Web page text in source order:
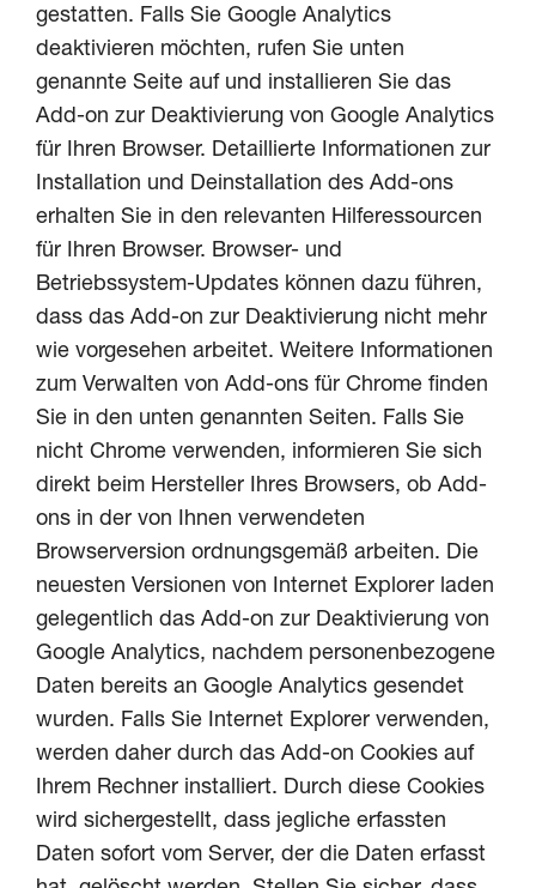
gestatten. Falls Sie Google Analytics
deaktivieren möchten, rufen Sie unten
genannte Seite auf und installieren Sie das
Add-on zur Deaktivierung von Google Analytics
für Ihren Browser. Detaillierte Informationen zur
Installation und Deinstallation des Add-ons
erhalten Sie in den relevanten Hilferessourcen
für Ihren Browser. Browser- und
Betriebssystem-Updates können dazu führen,
dass das Add-on zur Deaktivierung nicht mehr
wie vorgesehen arbeitet. Weitere Informationen
zum Verwalten von Add-ons für Chrome finden
Sie in den unten genannten Seiten. Falls Sie
nicht Chrome verwenden, informieren Sie sich
direkt beim Hersteller Ihres Browsers, ob Add-
ons in der von Ihnen verwendeten
Browserversion ordnungsgemäß arbeiten. Die
neuesten Versionen von Internet Explorer laden
gelegentlich das Add-on zur Deaktivierung von
Google Analytics, nachdem personenbezogene
Daten bereits an Google Analytics gesendet
wurden. Falls Sie Internet Explorer verwenden,
werden daher durch das Add-on Cookies auf
Ihrem Rechner installiert. Durch diese Cookies
wird sichergestellt, dass jegliche erfassten
Daten sofort vom Server, der die Daten erfasst